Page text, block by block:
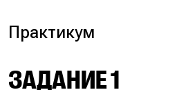
Практикум
ЗАДАНИЕ 1